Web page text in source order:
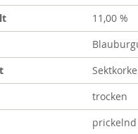
11,00 %
trocken